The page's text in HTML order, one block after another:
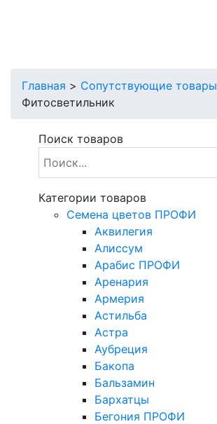
Главная > Сопутствующие товары
Фитосветильник
Поиск товаров
Категории товаров
Cемена цветов ПРОФИ
Аквилегия
Алиссум
Арабис ПРОФИ
Аренария
Армерия
Астильба
Астра
Аубреция
Бакопа
Бальзамин
Бархатцы
Бегония ПРОФИ